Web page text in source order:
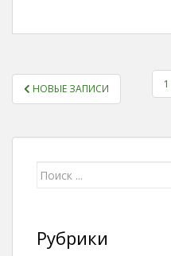
ПАГИНАЦИЯ
НОВЫЕ ЗАПИСИ 1
Поиск для:
Рубрики